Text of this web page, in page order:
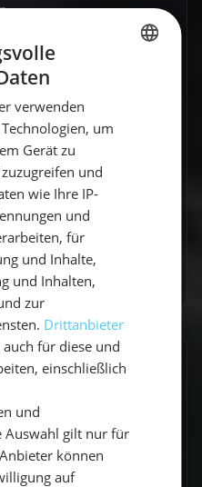
&
Wunsch
Person (Verpflegung,
(wird aus der
verwenden
um
Gerät zu
und
wie Ihre IP-
und
für
und Inhalte,
und Inhalten,
zur
Drittanbieter
für diese und
einschließlich
und
Auswahl gilt nur für
können
auf